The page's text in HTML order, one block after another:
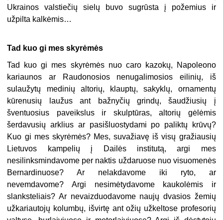
Ukrainos valstiečių sielų buvo sugrūsta į požemius ir
užpilta kalkėmis…
Tad kuo gi mes skyrėmės
Tad kuo gi mes skyrėmės nuo caro kazokų, Napoleono
kariaunos ar Raudonosios nenugalimosios eilinių, iš
sulaužytų medinių altorių, klauptų, sakyklų, ornamentų
kūrenusių laužus ant bažnyčių grindų, šaudžiusių į
šventuosius paveikslus ir skulptūras, altorių gėlėmis
šerdavusių arklius ar pasišluostydami po paliktų krūvų?
Kuo gi mes skyrėmės? Mes, suvažiavę iš visų gražiausių
Lietuvos kampelių į Dailės institutą, argi mes
nesilinksmindavome per naktis uždaruose nuo visuomenės
Bernardinuose? Ar nelakdavome iki ryto, ar
nevemdavome? Argi nesimėtydavome kaukolėmis ir
slanksteliais? Ar nevaizduodavome naujų dvasios žemių
užkariautojų kolumbų, išvirtę ant ožių užkeltose profesorių